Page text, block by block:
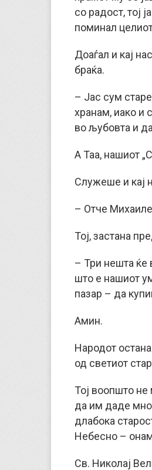
со радост, тој
поминал
Доаѓал и кај
браќа.
– Јас сум
хранам, иако и
во љубовта и
А Таа, нашиот
Служеше и кај
– Отче
Тој, застана
– Три нешта ќе
што е нашиот
пазар – да
Амин.
Народот
од светиот
Тој воопшто
да им даде
длабока
Небесно –
Св. Николај